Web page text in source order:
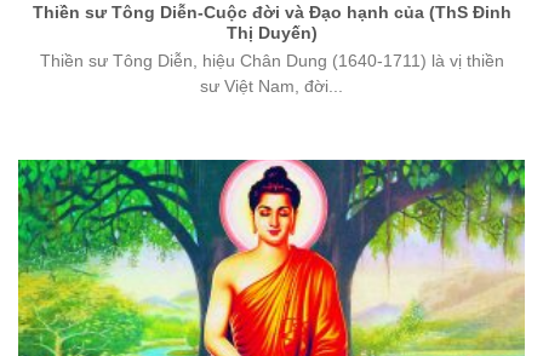
Thiền sư Tông Diễn-Cuộc đời và Đạo hạnh của (ThS Đinh
Thị Duyến)
Thiền sư Tông Diễn, hiệu Chân Dung (1640-1711) là vị thiền
sư Việt Nam, đời...